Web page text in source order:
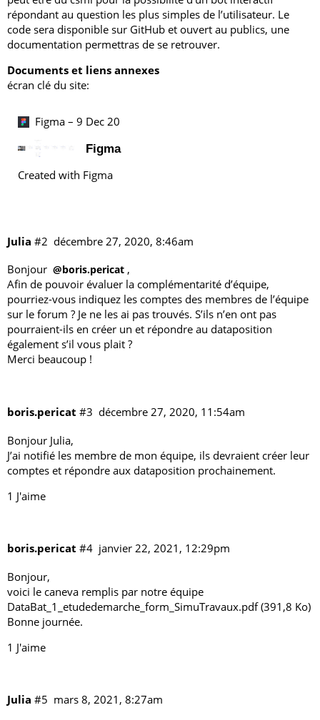
répondant au question les plus simples de l’utilisateur. Le
code sera disponible sur GitHub et ouvert au publics, une
documentation permettras de se retrouver.
Documents et liens annexes
écran clé du site:
Figma – 9 Dec 20
Figma
Created with Figma
Julia décembre 27, 2020, 8:46am
#2
Bonjour @boris.pericat ,
Afin de pouvoir évaluer la complémentarité d’équipe,
pourriez-vous indiquez les comptes des membres de l’équipe
sur le forum ? Je ne les ai pas trouvés. S’ils n’en ont pas
pourraient-ils en créer un et répondre au dataposition
également s’il vous plait ?
Merci beaucoup !
boris.pericat décembre 27, 2020, 11:54am
#3
Bonjour Julia,
J’ai notifié les membre de mon équipe, ils devraient créer leur
comptes et répondre aux dataposition prochainement.
1 J'aime
boris.pericat janvier 22, 2021, 12:29pm
#4
Bonjour,
voici le caneva remplis par notre équipe
DataBat_1_etudedemarche_form_SimuTravaux.pdf(391,8 Ko)
Bonne journée.
1 J'aime
Julia mars 8, 2021, 8:27am
#5